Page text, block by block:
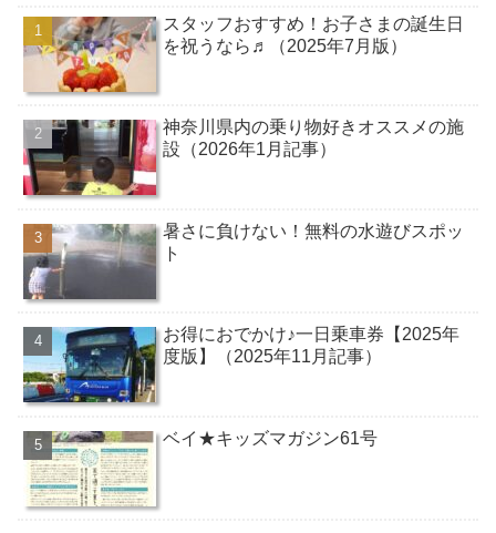
スタッフおすすめ！お子さまの誕生日
を祝うなら♬（2025年7月版）
神奈川県内の乗り物好きオススメの施
設（2026年1月記事）
暑さに負けない！無料の水遊びスポッ
ト
お得におでかけ♪一日乗車券【2025年
度版】（2025年11月記事）
ベイ★キッズマガジン61号